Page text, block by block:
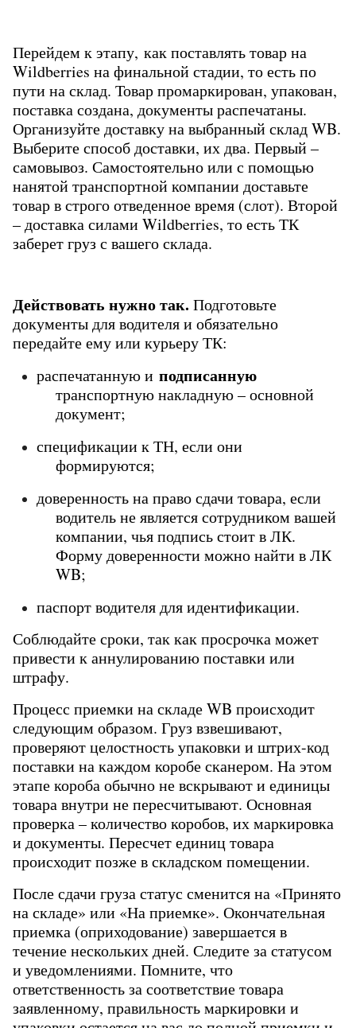
Перейдем к этапу, как поставлять товар на
Wildberries на финальной стадии, то есть по
пути на склад. Товар промаркирован, упакован,
поставка создана, документы распечатаны.
Организуйте доставку на выбранный склад WB.
Выберите способ доставки, их два. Первый –
самовывоз. Самостоятельно или с помощью
нанятой транспортной компании доставьте
товар в строго отведенное время (слот). Второй
– доставка силами Wildberries, то есть ТК
заберет груз с вашего склада.
Действовать нужно так. Подготовьте
документы для водителя и обязательно
передайте ему или курьеру ТК:
распечатанную и подписанную
транспортную накладную – основной
документ;
спецификации к ТН, если они
формируются;
доверенность на право сдачи товара, если
водитель не является сотрудником вашей
компании, чья подпись стоит в ЛК.
Форму доверенности можно найти в ЛК
WB;
паспорт водителя для идентификации.
Соблюдайте сроки, так как просрочка может
привести к аннулированию поставки или
штрафу.
Процесс приемки на складе WB происходит
следующим образом. Груз взвешивают,
проверяют целостность упаковки и штрих-код
поставки на каждом коробе сканером. На этом
этапе короба обычно не вскрывают и единицы
товара внутри не пересчитывают. Основная
проверка – количество коробов, их маркировка
и документы. Пересчет единиц товара
происходит позже в складском помещении.
После сдачи груза статус сменится на «Принято
на складе» или «На приемке». Окончательная
приемка (оприходование) завершается в
течение нескольких дней. Следите за статусом
и уведомлениями. Помните, что
ответственность за соответствие товара
заявленному, правильность маркировки и